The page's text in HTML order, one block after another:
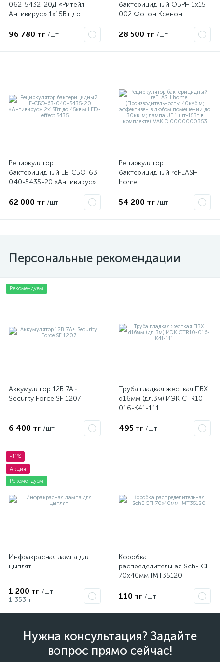
062-5432-20Д «Ритейл
Антивирус» 1х15Вт до
96 780 тг /шт
бактерицидный ОБРН 1х15-
002 Фотон Ксенон
28 500 тг /шт
Рециркулятор
бактерицидный LE-СБО-63-
040-5435-20 «Антивирус»
5435
62 000 тг /шт
Рециркулятор
бактерицидный reFLASH
home
40куб.м; эффективен в
54 200 тг /шт
Персональные рекомендации
Рекомендуем
Аккумулятор 12В 7А.ч
Security Force SF 1207
6 400 тг /шт
Труба гладкая жесткая ПВХ
d16мм (дл.3м) ИЭК CTR10-
016-K41-111I
495 тг /шт
-11%
Акция
Рекомендуем
Инфракрасная лампа для
цыплят
1 200 тг /шт
1 353 тг
Коробка
распределительная SchE СП
70х40мм IMT35120
110 тг /шт
Нужна консультация? Задайте
вопрос прямо сейчас!